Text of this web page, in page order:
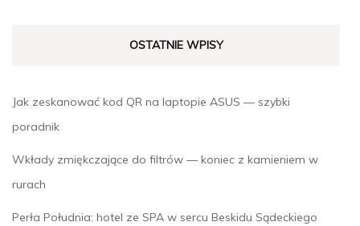
OSTATNIE WPISY
Jak zeskanować kod QR na laptopie ASUS — szybki
poradnik
Wkłady zmiękczające do filtrów — koniec z kamieniem w
rurach
Perła Południa: hotel ze SPA w sercu Beskidu Sądeckiego